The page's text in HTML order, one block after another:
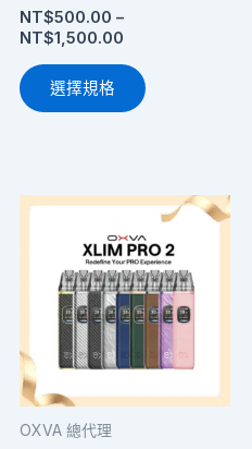
NT$500.00 –
NT$1,500.00
選擇規格
面
項
OXVA 總代理
價
範
圍：
NT$500.00
到
NT$1,500.00
此
產
品
有
多
式。